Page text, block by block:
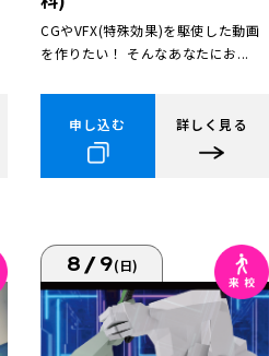
CGやVFX(特殊効果)を駆使した動画
を作りたい！ そんなあなたにお...
申し込む 詳しく見る
8/9(日)